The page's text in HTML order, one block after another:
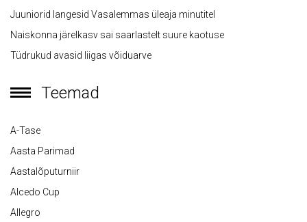
Juuniorid langesid Vasalemmas üleaja minutitel
Naiskonna järelkasv sai saarlastelt suure kaotuse
Tüdrukud avasid liigas võiduarve
Teemad
A-Tase
Aasta Parimad
Aastalõputurniir
Alcedo Cup
Allegro